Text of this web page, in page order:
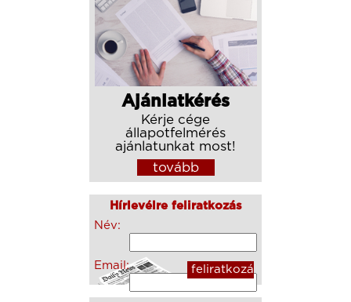
Ajánlatkérés
Kérje cége
állapotfelmérés
ajánlatunkat most!
tovább
Hírlevélre feliratkozás
Név:
Email: